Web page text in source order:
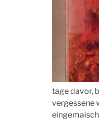
tage davor,
vergessene